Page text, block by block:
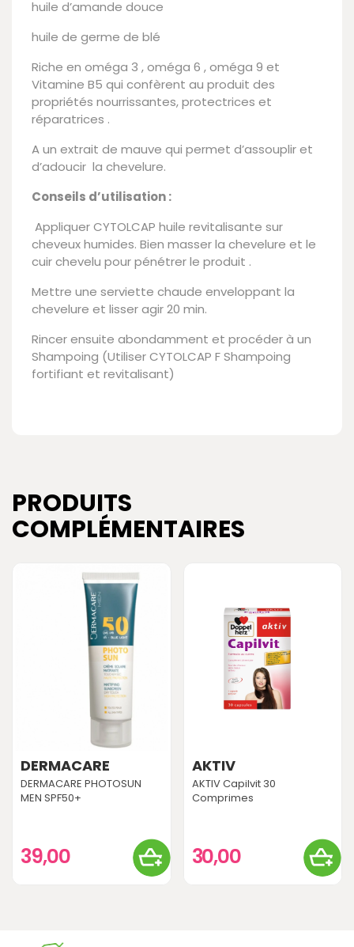
huile d’amande douce
huile de germe de blé
Riche en oméga 3 , oméga 6 , oméga 9 et
Vitamine B5 qui confèrent au produit des
propriétés nourrissantes, protectrices et
réparatrices .
A un extrait de mauve qui permet d’assouplir et
d’adoucir la chevelure.
Conseils d’utilisation :
Appliquer CYTOLCAP huile revitalisante sur
cheveux humides. Bien masser la chevelure et le
cuir chevelu pour pénétrer le produit .
Mettre une serviette chaude enveloppant la
chevelure et lisser agir 20 min.
Rincer ensuite abondamment et procéder à un
Shampoing (Utiliser CYTOLCAP F Shampoing
fortifiant et revitalisant)
PRODUITS
COMPLÉMENTAIRES
DERMACARE
DERMACARE PHOTOSUN
MEN SPF50+
39,00
AKTIV
AKTIV Capilvit 30
Comprimes
30,00